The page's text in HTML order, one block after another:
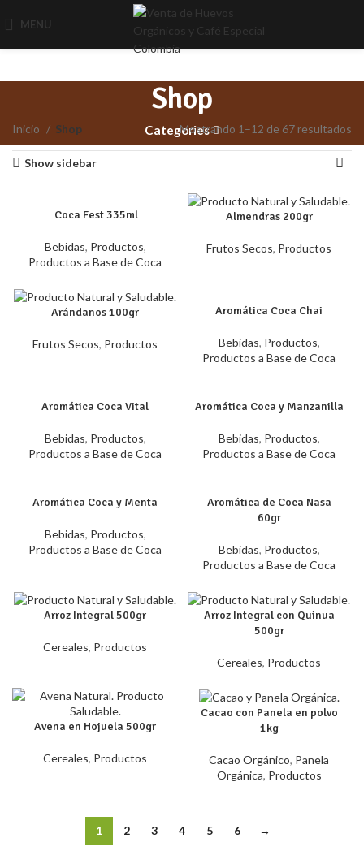
MENU
Shop
Categories
Inicio Shop Mostrando 1–12 de 67 resultados
Show sidebar
Coca Fest 335ml
Bebidas, Productos,
Productos a Base de Coca
Almendras 200gr
Frutos Secos, Productos
Arándanos 100gr
Frutos Secos, Productos
Aromática Coca Chai
Bebidas, Productos,
Productos a Base de Coca
Aromática Coca Vital
Bebidas, Productos,
Productos a Base de Coca
Aromática Coca y Manzanilla
Bebidas, Productos,
Productos a Base de Coca
Aromática Coca y Menta
Bebidas, Productos,
Productos a Base de Coca
Aromática de Coca Nasa
60gr
Bebidas, Productos,
Productos a Base de Coca
Arroz Integral 500gr
Cereales, Productos
Arroz Integral con Quinua
500gr
Cereales, Productos
Avena en Hojuela 500gr
Cereales, Productos
Cacao con Panela en polvo
1kg
Cacao Orgánico, Panela
Orgánica, Productos
1 2 3 4 5 6 →